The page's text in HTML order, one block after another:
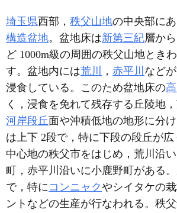
埼玉県西部， 秩父山地の中央部に
構造盆地。盆地床は新第三紀層か
ど 1000m級の周囲の秩父山地とき
す。盆地内には荒川 ， 赤平川 など
浸食している。このため盆地床の
く，浸食を免れて残存する丘陵地
河岸段丘面や沖積低地の地形に分
は上下 2段で，特に下段の段丘が広
中心地の秩父市をはじめ，荒川沿
町，赤平川沿いに小鹿野町がある
で，特に コンニャクやシイタケの
ントなどの生産が行なわれる。秩